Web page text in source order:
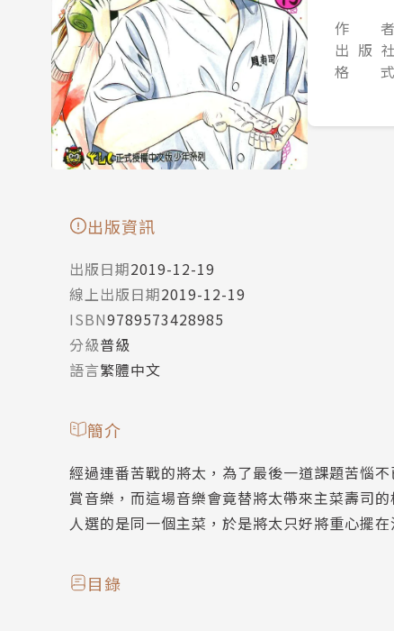
作 者
出 版 社
格 式
出版資訊
出版日期2019-12-19
線上出版日期2019-12-19
ISBN9789573428985
分級普級
語言繁體中文
簡介
經過連番苦戰的將太，為了最後一道課題苦惱
賞音樂，而這場音樂會竟替將太帶來主菜壽司
人選的是同一個主菜，於是將太只好將重心擺
目錄